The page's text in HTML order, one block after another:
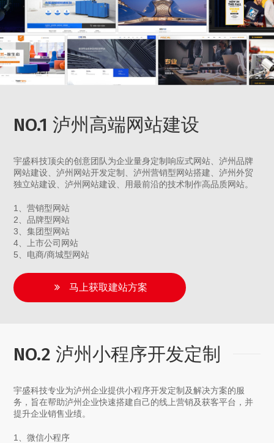
NO.1 泸州高端网站建设
宇盛科技顶尖的创意团队为企业量身定制响应式网站、泸州品牌
网站建设、泸州网站开发定制、泸州营销型网站搭建、泸州外贸
独立站建设、泸州网站建设、用最前沿的技术制作高品质网站。
1、营销型网站
2、品牌型网站
3、集团型网站
4、上市公司网站
5、电商/商城型网站
马上获取建站方案
NO.2 泸州小程序开发定制
宇盛科技专业为泸州企业提供小程序开发定制及解决方案的服
务，旨在帮助泸州企业快速搭建自己的线上营销及获客平台，并
提升企业销售业绩。
1、微信小程序